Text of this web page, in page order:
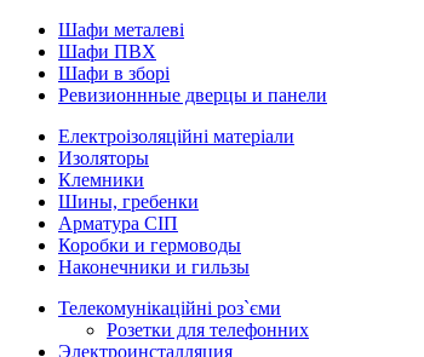
Шафи металеві
Шафи ПВХ
Шафи в зборі
Ревизионнные дверцы и панели
Електроізоляційні матеріали
Изоляторы
Клемники
Шины, гребенки
Арматура СІП
Коробки и гермоводы
Наконечники и гильзы
Телекомунікаційні роз`єми
Розетки для телефонних
Электроинсталляция